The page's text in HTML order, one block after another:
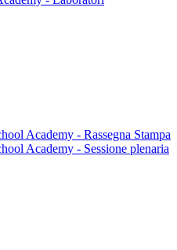
Academy - Rassegna Stampa
Academy - Sessione plenaria